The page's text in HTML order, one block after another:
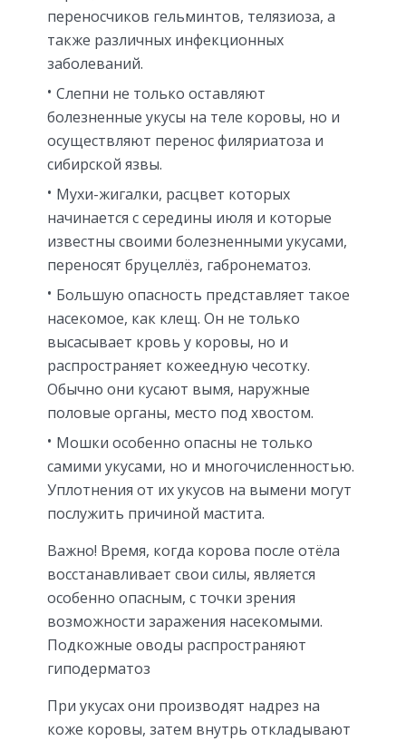
переносчиков гельминтов, телязиоза, а
также различных инфекционных
заболеваний.
Слепни не только оставляют
болезненные укусы на теле коровы, но и
осуществляют перенос филяриатоза и
сибирской язвы.
Мухи-жигалки, расцвет которых
начинается с середины июля и которые
известны своими болезненными укусами,
переносят бруцеллёз, габронематоз.
Большую опасность представляет такое
насекомое, как клещ. Он не только
высасывает кровь у коровы, но и
распространяет кожеедную чесотку.
Обычно они кусают вымя, наружные
половые органы, место под хвостом.
Мошки особенно опасны не только
самими укусами, но и многочисленностью.
Уплотнения от их укусов на вымени могут
послужить причиной мастита.
Важно! Время, когда корова после отёла
восстанавливает свои силы, является
особенно опасным, с точки зрения
возможности заражения насекомыми.
Подкожные оводы распространяют
гиподерматоз
При укусах они производят надрез на
коже коровы, затем внутрь откладывают